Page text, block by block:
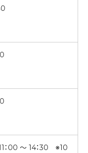
11：00 ～ 14：30 ※10